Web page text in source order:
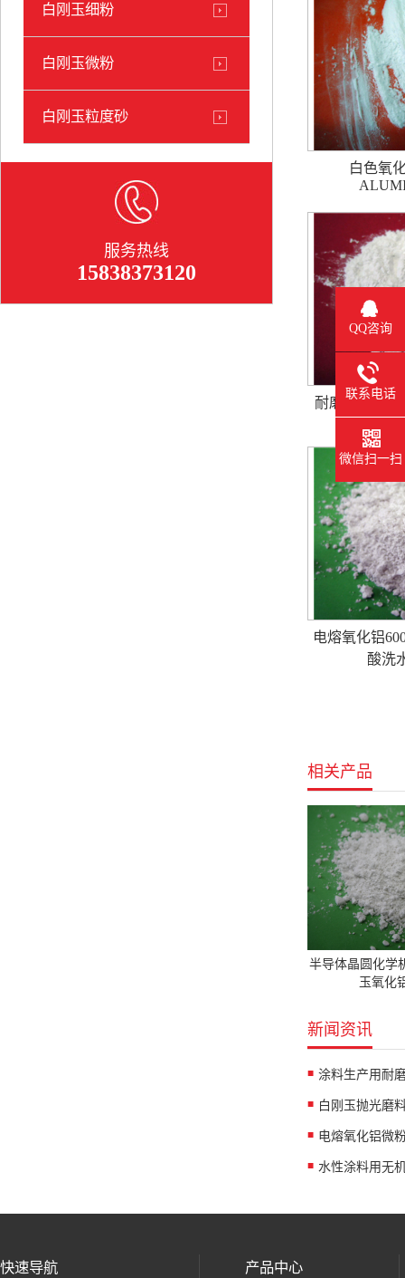
白刚玉细粉
白刚玉微粉
白刚玉粒度砂
服务热线
15838373120
白色氧
耐磨白刚玉
电熔氧化铝
酸洗
相关产品
半导体晶圆化学
玉氧化
新闻资讯
涂料生产用耐
白刚玉抛光磨
水性涂料用无
快速导航 产品中心
QQ咨询
联系电话
微信扫一扫